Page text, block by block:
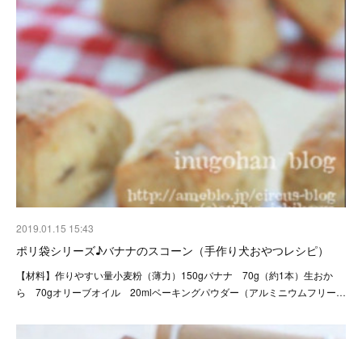
2019.01.15 15:43
ポリ袋シリーズ♪バナナのスコーン（手作り犬おやつレシピ）
【材料】作りやすい量小麦粉（薄力）150gバナナ 70g（約1本）生おか
ら 70gオリーブオイル 20mlベーキングパウダー（アルミニウムフリー…